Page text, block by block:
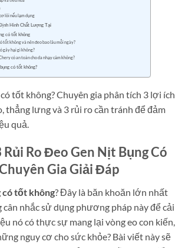
lõi nếu lạm dụng
Hình Chất Lượng Tại
có tốt không
tốt không và nên đeo bao lâu mỗi ngày?
gây hại gì không?
có an toàn cho da nhạy cảm không?
có tốt không?
tốt không? Chuyên gia phân tích 3 lợi ích
thẳng lưng và 3 rủi ro cần tránh để đảm
quả.
Ro Đeo Gen Nịt Bụng Có
Gia Giải Đáp
có tốt không? Đây là băn khoăn lớn nhất
cân nhắc sử dụng phương pháp này để cải
nó có thực sự mang lại vòng eo con kiến,
nguy cơ cho sức khỏe? Bài viết này sẽ